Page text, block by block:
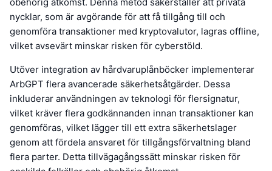
nycklar, som är avgörande för att få tillgång till och
genomföra transaktioner med kryptovalutor, lagras offline,
vilket avsevärt minskar risken för cyberstöld.
Utöver integration av hårdvaruplånböcker implementerar
ArbGPT flera avancerade säkerhetsåtgärder. Dessa
inkluderar användningen av teknologi för flersignatur,
vilket kräver flera godkännanden innan transaktioner kan
genomföras, vilket lägger till ett extra säkerhetslager
genom att fördela ansvaret för tillgångsförvaltning bland
flera parter. Detta tillvägagångssätt minskar risken för